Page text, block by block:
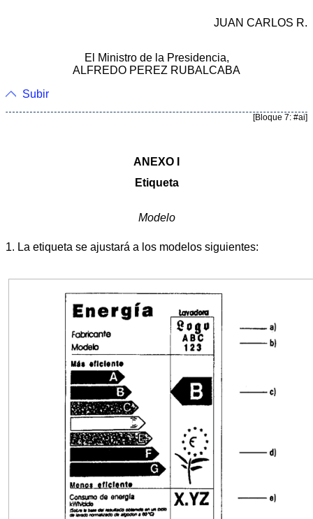
JUAN CARLOS R.
El Ministro de la Presidencia,
ALFREDO PEREZ RUBALCABA
Subir
[Bloque 7: #ai]
ANEXO I
Etiqueta
Modelo
1. La etiqueta se ajustará a los modelos siguientes: